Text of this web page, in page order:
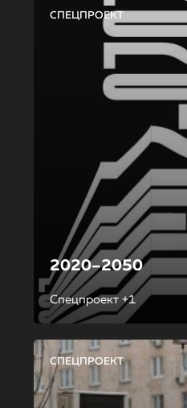
СПЕЦПРОЕКТ
2020–2050
Спецпроект +1
СПЕЦПРОЕКТ